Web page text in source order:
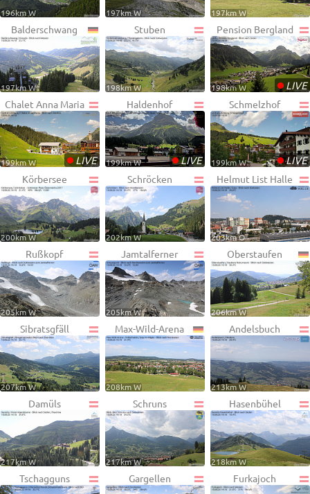
196km W 197km W 197km W
Balderschwang
197km W
Stuben
198km W
Pension Bergland
•LIVE
198km W
Chalet Anna Maria
•LIVE
199km W
Haldenhof
•LIVE
199km W
Schmelzhof
•LIVE
199km W
Körbersee
200km W
Schröcken
202km W
Helmut List Halle
203km O
Rußkopf
205km W
Jamtalferner
205km W
Oberstaufen
206km W
Sibratsgfäll
207km W
Max-Wild-Arena
208km W
Andelsbuch
213km W
Damüls
217km W
Schruns
217km W
Hasenbühel
218km W
Tschagguns Gargellen Furkajoch